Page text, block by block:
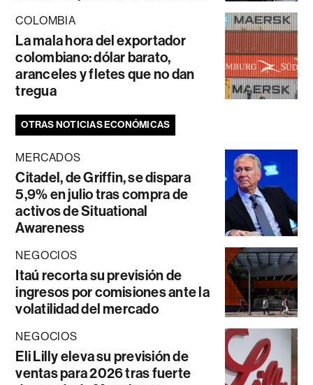
COLOMBIA
La mala hora del exportador
colombiano: dólar barato,
aranceles y fletes que no dan
tregua
OTRAS NOTICIAS ECONÓMICAS
MERCADOS
Citadel, de Griffin, se dispara
5,9% en julio tras compra de
activos de Situational
Awareness
NEGOCIOS
Itaú recorta su previsión de
ingresos por comisiones ante la
volatilidad del mercado
NEGOCIOS
Eli Lilly eleva su previsión de
ventas para 2026 tras fuerte